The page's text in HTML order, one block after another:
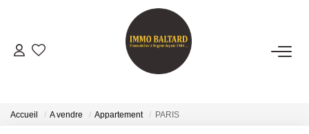
VENTES
LOCATIONS
Accueil A vendre Appartement PARIS